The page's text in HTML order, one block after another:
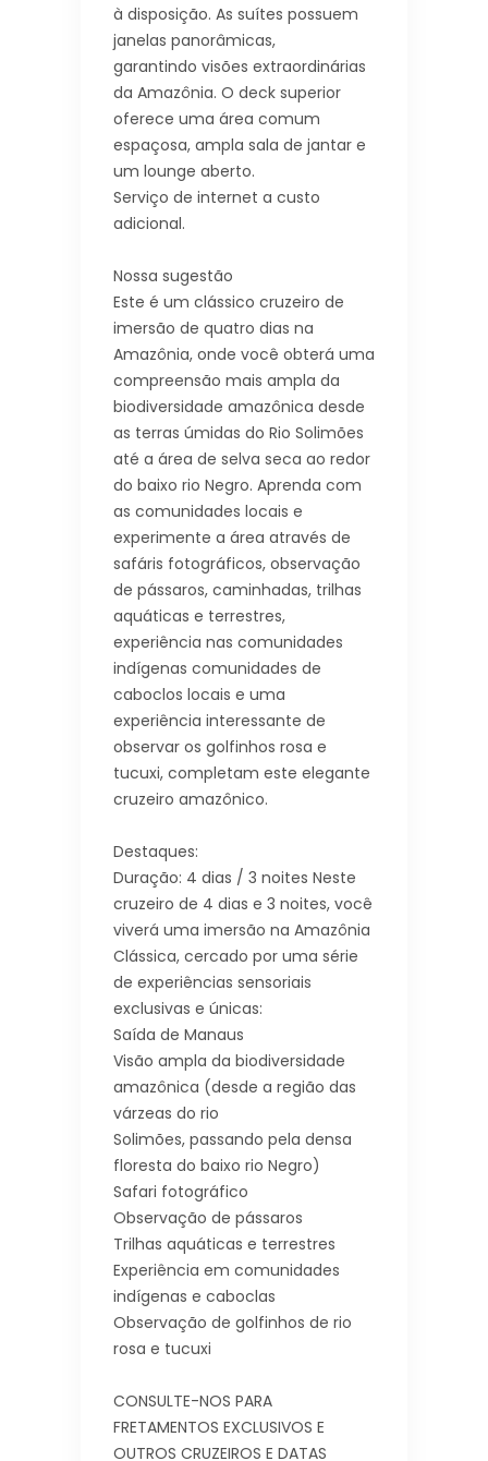
à disposição. As suítes possuem
janelas panorâmicas,
garantindo visões extraordinárias
da Amazônia. O deck superior
oferece uma área comum
espaçosa, ampla sala de jantar e
um lounge aberto.
Serviço de internet a custo
adicional.
Nossa sugestão
Este é um clássico cruzeiro de
imersão de quatro dias na
Amazônia, onde você obterá uma
compreensão mais ampla da
biodiversidade amazônica desde
as terras úmidas do Rio Solimões
até a área de selva seca ao redor
do baixo rio Negro. Aprenda com
as comunidades locais e
experimente a área através de
safáris fotográficos, observação
de pássaros, caminhadas, trilhas
aquáticas e terrestres,
experiência nas comunidades
indígenas comunidades de
caboclos locais e uma
experiência interessante de
observar os golfinhos rosa e
tucuxi, completam este elegante
cruzeiro amazônico.
Destaques:
Duração: 4 dias / 3 noites Neste
cruzeiro de 4 dias e 3 noites, você
viverá uma imersão na Amazônia
Clássica, cercado por uma série
de experiências sensoriais
exclusivas e únicas:
Saída de Manaus
Visão ampla da biodiversidade
amazônica (desde a região das
várzeas do rio
Solimões, passando pela densa
floresta do baixo rio Negro)
Safari fotográfico
Observação de pássaros
Trilhas aquáticas e terrestres
Experiência em comunidades
indígenas e caboclas
Observação de golfinhos de rio
rosa e tucuxi
CONSULTE-NOS PARA
FRETAMENTOS EXCLUSIVOS E
OUTROS CRUZEIROS E DATAS